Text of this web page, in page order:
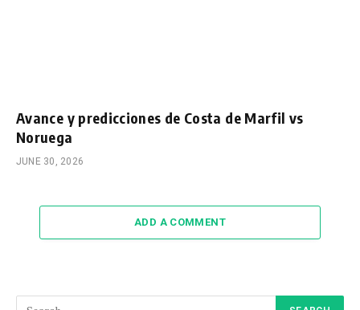
Avance y predicciones de Costa de Marfil vs
Noruega
JUNE 30, 2026
ADD A COMMENT